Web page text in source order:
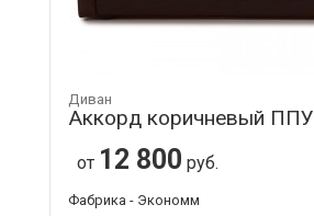
Диван
Аккорд коричневый ППУ
от 12 800 руб.
Фабрика - Экономм